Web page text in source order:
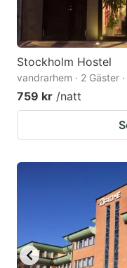
Stockholm Hostel
vandrarhem · 2 Gäster
759 kr /natt